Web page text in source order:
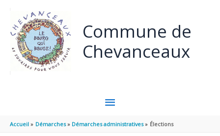
Commune de
Chevanceaux
MENU
PRINCIPAL
Accueil Démarches Démarches administratives Élections